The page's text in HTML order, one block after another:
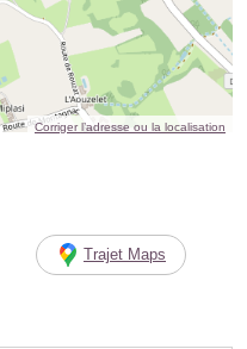
Corriger l’adresse ou la localisation
Trajet Maps